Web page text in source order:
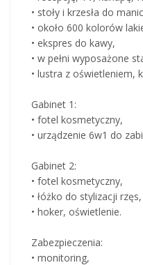
• stoły i krzesła do
• około 600 kolorów
• ekspres do kawy,
• w pełni wyposażone
• lustra z oświetleniem,
Gabinet 1:
• fotel kosmetyczny,
• urządzenie 6w1 do
Gabinet 2:
• fotel kosmetyczny,
• łóżko do stylizacji rzęs,
• hoker, oświetlenie.
Zabezpieczenia:
• monitoring,